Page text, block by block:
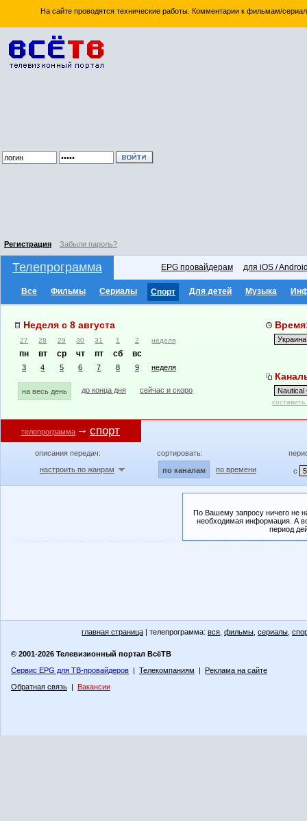
На сайте проводятся технические работы. Комментарии к фильмам/
Регистрация Забыли пароль?
Телепрограмма EPG провайдерам для iOS /
Все Фильмы Сериалы Спорт Для детей Музыка
Неделя с 8 августа
27 28 29 30 31 1 2 неделя
пн вт ср чт пт сб вс
3 4 5 6 7 8 9 неделя
на весь день до конца дня сейчас и скоро
телепрограмма спорт
описания передач:
настроить по жанрам
сортировать:
по каналам по времени с
По Вашему запросу ничего не
необходимая информация. А
период
главная страница | телепрограмма: вся фильмы сериалы
© 2001-2026 Телевизионный портал ВсёТВ
Сервис EPG для ТВ-провайдеров | Телекомпаниям | Реклама на сайте
Обратная связь | Вакансии